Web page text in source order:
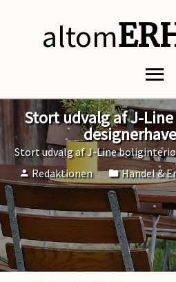
altom
Stort udvalg af J-
Stort udvalg af J-Line
Redaktionen
Handel &